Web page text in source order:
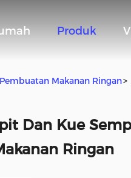
Produk
Makanan Ringan>
Dan Kue
Ringan